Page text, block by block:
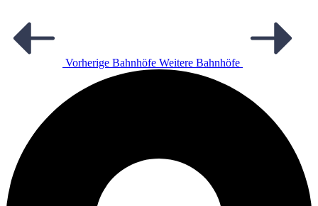
Vorherige Bahnhöfe Weitere Bahnhöfe